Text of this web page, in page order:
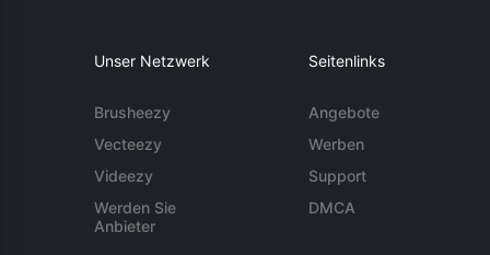
Unser Netzwerk
Brusheezy
Vecteezy
Videezy
Werden Sie
Anbieter
Seitenlinks
Angebote
Werben
Support
DMCA